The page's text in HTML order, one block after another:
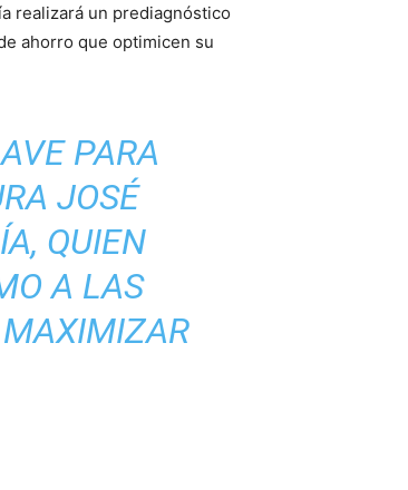
realizará un prediagnóstico
ahorro que optimicen su
PARA
JOSÉ
QUIEN
A LAS